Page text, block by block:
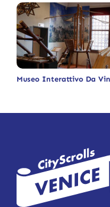
Museo Interattivo Da